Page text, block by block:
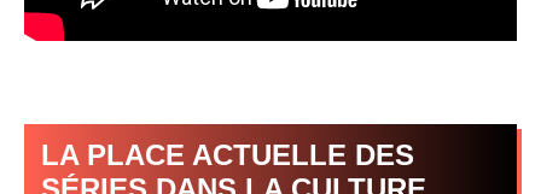
LA PLACE ACTUELLE DES